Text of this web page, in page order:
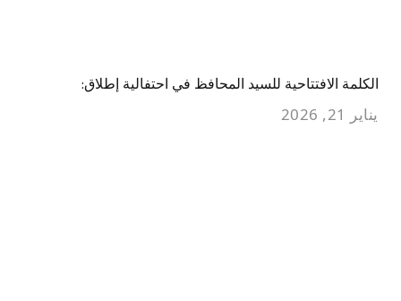
الكلمة الافتتاحية للسيد المحافظ في احتفالية إطلاق:
يناير 21, 2026